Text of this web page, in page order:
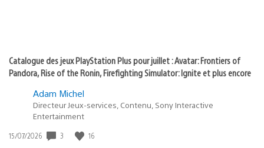
Catalogue des jeux PlayStation Plus pour juillet : Avatar: Frontiers of
Pandora, Rise of the Ronin, Firefighting Simulator: Ignite et plus encore
Adam Michel
Directeur Jeux-services, Contenu, Sony Interactive
Entertainment
Date
15/07/2026 3 16